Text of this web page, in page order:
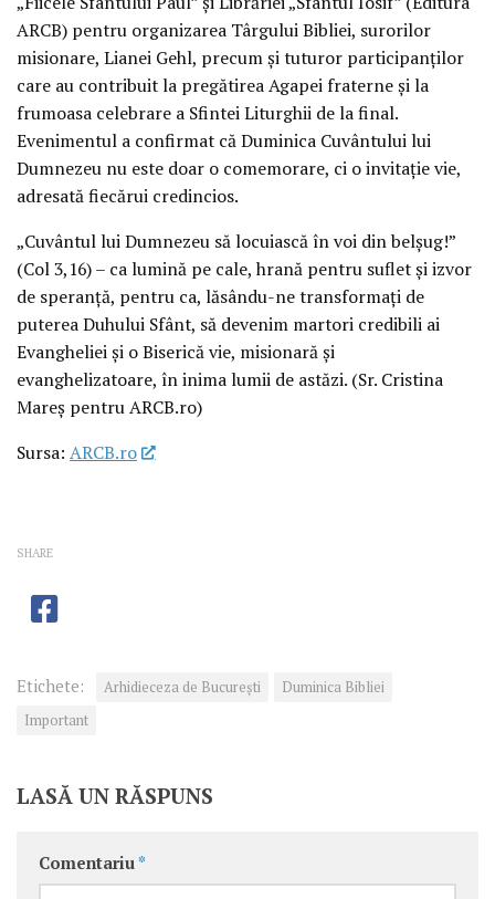
ARCB) pentru organizarea Târgului Bibliei, surorilor
misionare, Lianei Gehl, precum și tuturor participanților
care au contribuit la pregătirea Agapei fraterne și la
frumoasa celebrare a Sfintei Liturghii de la final.
Evenimentul a confirmat că Duminica Cuvântului lui
Dumnezeu nu este doar o comemorare, ci o invitație vie,
adresată fiecărui credincios.
„Cuvântul lui Dumnezeu să locuiască în voi din belșug!”
(Col 3,16) – ca lumină pe cale, hrană pentru suflet și izvor
de speranță, pentru ca, lăsându-ne transformați de
puterea Duhului Sfânt, să devenim martori credibili ai
Evangheliei și o Biserică vie, misionară și
evanghelizatoare, în inima lumii de astăzi. (Sr. Cristina
Mareș pentru ARCB.ro)
Sursa: ARCB.ro
SHARE
Etichete: Arhidieceza de București
Duminica Bibliei
Important
LASĂ UN RĂSPUNS
Comentariu *